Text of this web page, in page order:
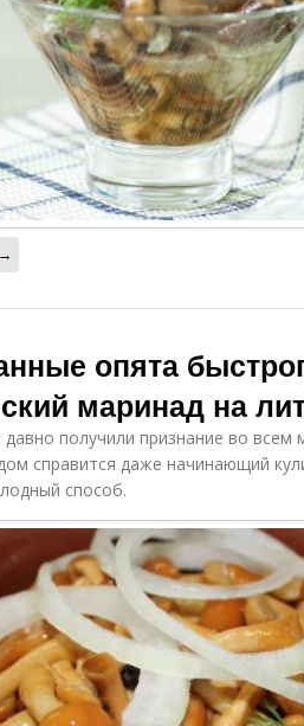
опята
маринад на
получили признание во
справится даже начинающий
способ.